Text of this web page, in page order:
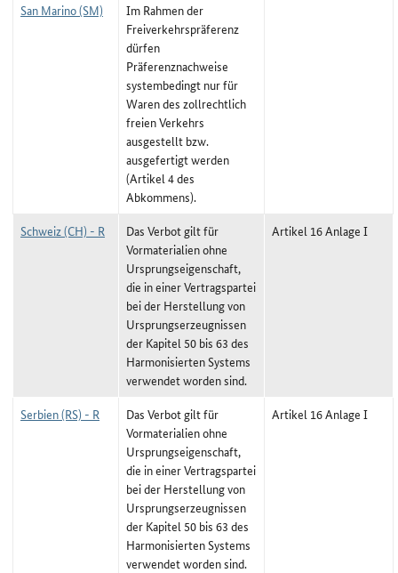
San Marino (SM)
Im Rahmen der
Freiverkehrspräferenz
dürfen
Präferenznachweise
systembedingt nur für
Waren des zollrechtlich
freien Verkehrs
ausgestellt bzw.
ausgefertigt werden
(Artikel 4 des
Abkommens).
Schweiz (CH) - R
Das Verbot gilt für
Vormaterialien ohne
Ursprungseigenschaft,
die in einer Vertragspartei
bei der Herstellung von
Ursprungserzeugnissen
der Kapitel 50 bis 63 des
Harmonisierten Systems
verwendet worden sind.
Artikel 16 Anlage I
Serbien (RS) - R
Das Verbot gilt für
Vormaterialien ohne
Ursprungseigenschaft,
die in einer Vertragspartei
bei der Herstellung von
Ursprungserzeugnissen
der Kapitel 50 bis 63 des
Harmonisierten Systems
verwendet worden sind.
Artikel 16 Anlage I